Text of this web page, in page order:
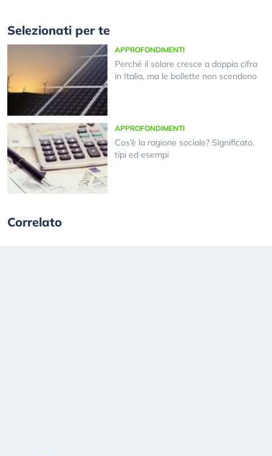
Selezionati per te
APPROFONDIMENTI
Perché il solare cresce a doppia cifra
in Italia, ma le bollette non scendono
APPROFONDIMENTI
Cos’è la ragione sociale? Significato,
tipi ed esempi
Correlato